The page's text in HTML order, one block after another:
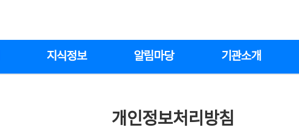
지식정보 알림마당 기관소개
개인정보처리방침